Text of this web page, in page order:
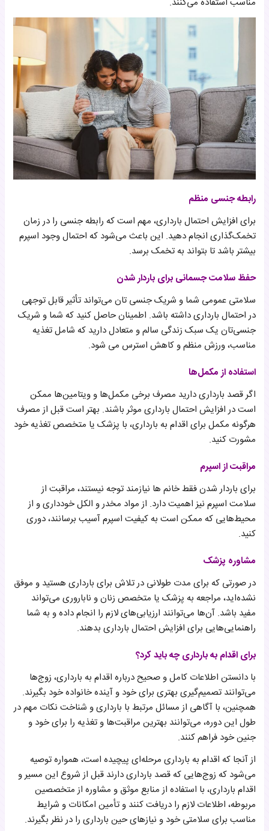
رابطه جنسی منظم
برای افزایش احتمال بارداری، مهم است که رابطه جنسی را در زمان
تخمک‌گذاری انجام دهید. این باعث می‌شود که احتمال وجود اسپرم
بیشتر باشد تا بتواند به تخمک برسد.
حفظ سلامت جسمانی برای باردار شدن
سلامتی عمومی شما و شریک جنسی تان می‌تواند تأثیر قابل توجهی
در احتمال بارداری داشته باشد. اطمینان حاصل کنید که شما و شریک
جنسی‌تان یک سبک زندگی سالم و متعادل دارید که شامل تغذیه
مناسب، ورزش منظم و کاهش استرس می شود.
استفاده از مکمل‌ها
اگر قصد بارداری دارید مصرف برخی مکمل‌ها و ویتامین‌ها ممکن
است در افزایش احتمال بارداری موثر باشند. بهتر است قبل از مصرف
هرگونه مکمل برای اقدام به بارداری، با پزشک یا متخصص تغذیه خود
مشورت کنید.
مراقبت از اسپرم
برای باردار شدن فقط خانم ها نیازمند توجه نیستند، مراقبت از
سلامت اسپرم نیز اهمیت دارد. از مواد مخدر و الکل خودداری و از
محیط‌هایی که ممکن است به کیفیت اسپرم آسیب برسانند، دوری
کنید.
مشاوره پزشک
در صورتی که برای مدت طولانی در تلاش برای بارداری هستید و موفق
نشده‌اید، مراجعه به پزشک یا متخصص زنان و ناباروری می‌تواند
مفید باشد. آن‌ها می‌توانند ارزیابی‌های لازم را انجام داده و به شما
راهنمایی‌هایی برای افزایش احتمال بارداری بدهند.
برای اقدام به بارداری چه باید کرد؟
با دانستن اطلاعات کامل و صحیح درباره اقدام به بارداری، زوج‌ها
می‌توانند تصمیم‌گیری بهتری برای خود و آینده خانواده خود بگیرند.
همچنین، با آگاهی از مسائل مرتبط با بارداری و شناخت نکات مهم در
طول این دوره، می‌توانند بهترین مراقبت‌ها و تغذیه را برای خود و
جنین خود فراهم کنند.
از آنجا که اقدام به بارداری مرحله‌ای پیچیده است، همواره توصیه
می‌شود که زوج‌هایی که قصد بارداری دارند قبل از شروع این مسیر و
اقدام بارداری، با استفاده از منابع موثق و مشاوره از متخصصین
مربوطه، اطلاعات لازم را دریافت کنند و تأمین امکانات و شرایط
مناسب برای سلامتی خود و نیازهای حین بارداری را در نظر بگیرند.